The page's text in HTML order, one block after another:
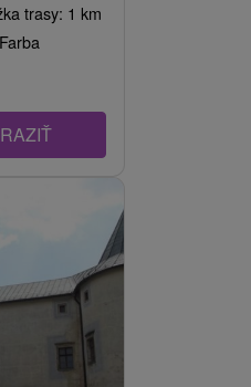
trasy: 1 km